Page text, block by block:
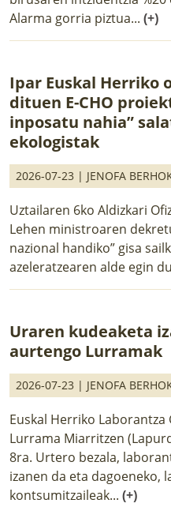
Alarma gorria piztua... (+)
Ipar Euskal Herriko
dituen E-CHO
inposatu nahia”
ekologistak
2026-07-23 | JENOFA
Uztailaren 6ko Aldizkari
Lehen ministroaren
nazional handiko” gisa
azeleratzearen alde egin
Uraren kudeaketa
aurtengo Lurramak
2026-07-23 | JENOFA
Euskal Herriko
Lurrama Miarritzen
8ra. Urtero bezala,
izanen da eta dagoeneko,
kontsumitzaileak... (+)